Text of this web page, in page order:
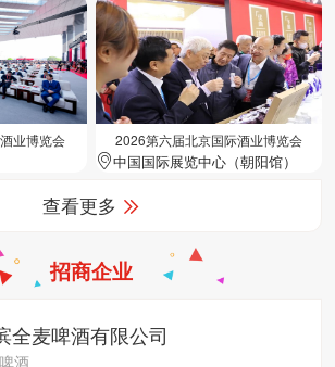
业博览会 2026第六届北京国际酒业博览会
中国国际展览中心（朝阳馆）
查看更多
招商企业
全麦啤酒有限公司
酒